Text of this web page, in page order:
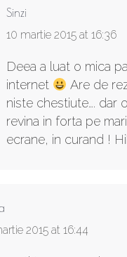
Sinzi
says:
10 martie 2015 at 16:36
Deea a luat o mica
internet
Are de
niste chestiute…. dar
revina in forta pe
ecrane, in curand !
2015 at 16:44